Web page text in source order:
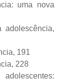
uma nova
191
228